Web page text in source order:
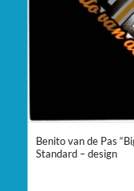
Benito van de Pas
Standard – design